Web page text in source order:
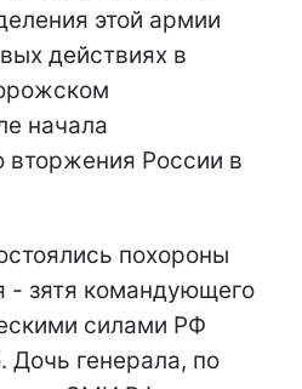
этой армии
действиях в
начала
вторжения России в
похороны
- зятя командующего
силами РФ
Дочь генерала, по